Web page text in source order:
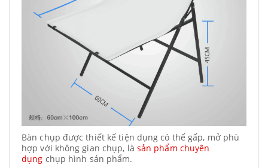
Bàn chụp được thiết kế tiện dụng có thể gấp, mở phù
hợp với không gian chụp, là sản phẩm chuyên
dụng chụp hình sản phẩm.